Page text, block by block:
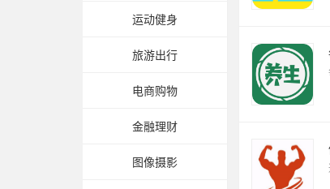
运动健身
旅游出行
电商购物
金融理财
图像摄影